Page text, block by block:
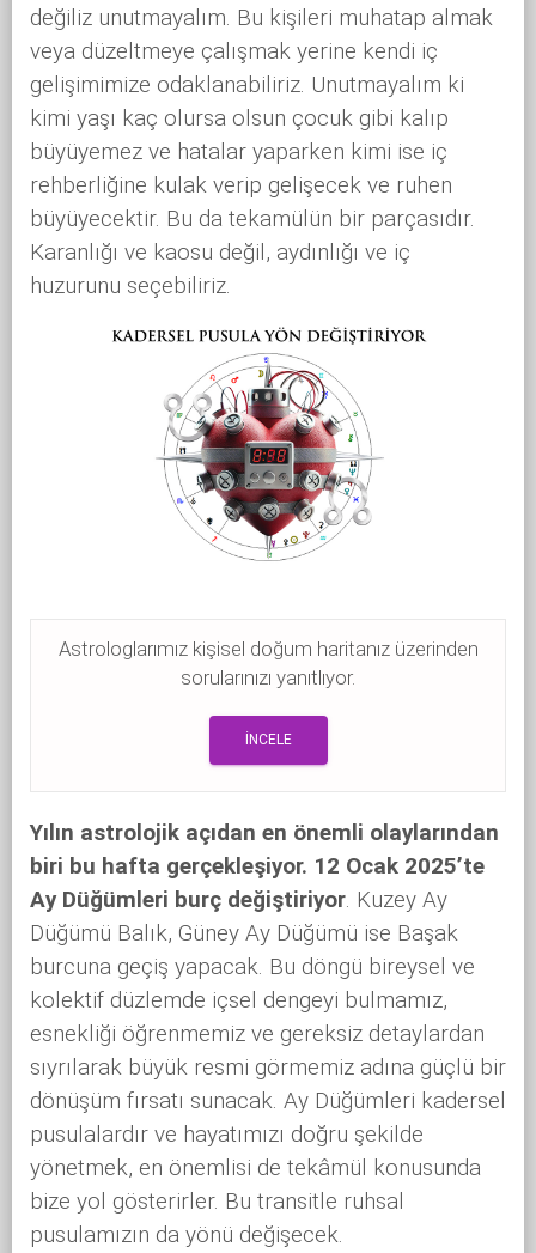
değiliz unutmayalım. Bu kişileri muhatap almak
veya düzeltmeye çalışmak yerine kendi iç
gelişimimize odaklanabiliriz. Unutmayalım ki
kimi yaşı kaç olursa olsun çocuk gibi kalıp
büyüyemez ve hatalar yaparken kimi ise iç
rehberliğine kulak verip gelişecek ve ruhen
büyüyecektir. Bu da tekamülün bir parçasıdır.
Karanlığı ve kaosu değil, aydınlığı ve iç
huzurunu seçebiliriz.
Astrologlarımız kişisel doğum haritanız üzerinden
sorularınızı yanıtlıyor.
İNCELE
Yılın astrolojik açıdan en önemli olaylarından
biri bu hafta gerçekleşiyor. 12 Ocak 2025’te
Ay Düğümleri burç değiştiriyor. Kuzey Ay
Düğümü Balık, Güney Ay Düğümü ise Başak
burcuna geçiş yapacak. Bu döngü bireysel ve
kolektif düzlemde içsel dengeyi bulmamız,
esnekliği öğrenmemiz ve gereksiz detaylardan
sıyrılarak büyük resmi görmemiz adına güçlü bir
dönüşüm fırsatı sunacak. Ay Düğümleri kadersel
pusulalardır ve hayatımızı doğru şekilde
yönetmek, en önemlisi de tekâmül konusunda
bize yol gösterirler. Bu transitle ruhsal
pusulamızın da yönü değişecek.